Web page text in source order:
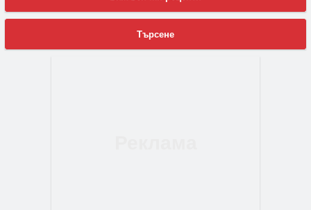
Търсене